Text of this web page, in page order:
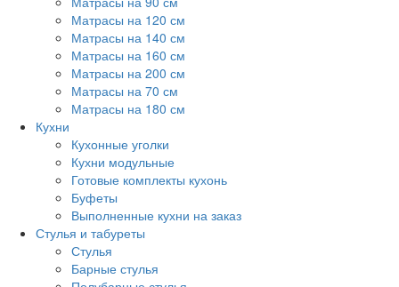
Матрасы на 120 см
Матрасы на 140 см
Матрасы на 160 см
Матрасы на 200 см
Матрасы на 70 см
Матрасы на 180 см
Кухни
Кухонные уголки
Кухни модульные
Готовые комплекты кухонь
Буфеты
Выполненные кухни на заказ
Стулья и табуреты
Стулья
Барные стулья